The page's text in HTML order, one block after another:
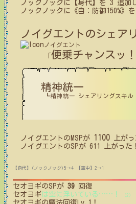
ノックノック に【身代】を 3 追加
ノックノック に 《自：防御150%》
ノイグエント のシェア
ノイグエント
便乗チャンスッ！
精神統一
┗精神統一 シェアリングスキル
ノイグエント の MSPが 1100 上がっ
ノイグエント のSPが 611 上がった！
【身代】(ノックノック)5→4 【空中】2→1
セオヨギのSPが 39 回復
セオヨギ は空に浮いている …… ！ (2)
セオヨギの魔法回復Lv.1！